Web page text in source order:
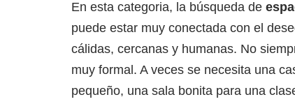
En esta categoria, la búsqueda de
puede estar muy conectada con el
cálidas, cercanas y humanas. No
muy formal. A veces se necesita una
pequeño, una sala bonita para una